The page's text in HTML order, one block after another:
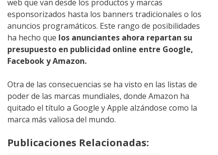
web que van desde los productos y marcas
esponsorizados hasta los banners tradicionales o los
anuncios programáticos. Este rango de posibilidades
ha hecho que los anunciantes ahora repartan su
presupuesto en publicidad online entre Google,
Facebook y Amazon.
Otra de las consecuencias se ha visto en las listas de
poder de las marcas mundiales, donde Amazon ha
quitado el título a Google y Apple alzándose como la
marca más valiosa del mundo.
Publicaciones Relacionadas: